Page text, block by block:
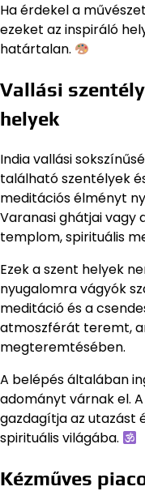
Ha érdekel a
ezeket az inspiráló
határtalan.
Vallási
helyek
India vallási
található szentélyek
meditációs élményt
Varanasi ghátjai vagy
templom, spirituális
Ezek a szent helyek
nyugalomra vágyók
meditáció és a
atmoszférát teremt,
megteremtésében.
A belépés általában
adományt várnak el.
gazdagítja az utazást
spirituális világába.
Kézműves